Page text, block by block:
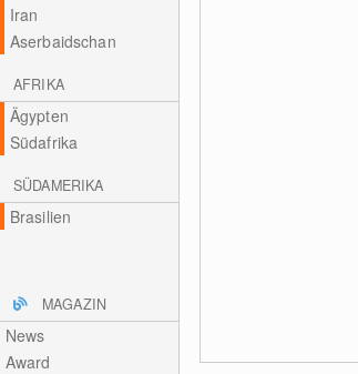
Iran
Aserbaidschan
AFRIKA
Ägypten
Südafrika
SÜDAMERIKA
Brasilien
MAGAZIN
News
Award